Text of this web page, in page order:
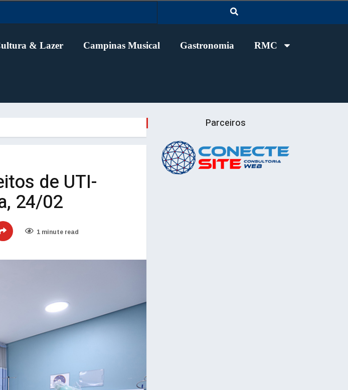
& Lazer Campinas Musical Gastronomia RMC
de UTI-
24/02
1 minute read
Parceiros